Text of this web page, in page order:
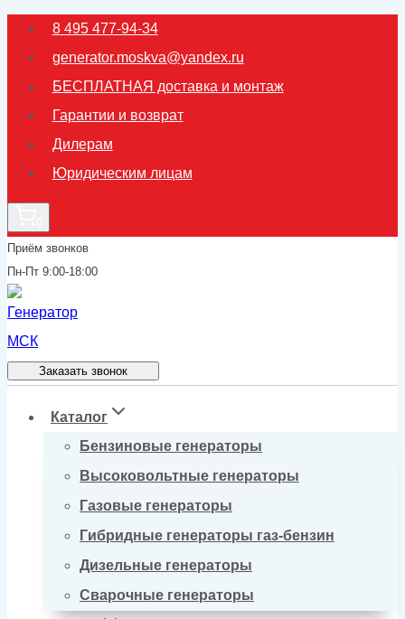
Перейти
содержимому
8 495 477-94-34
generator.moskva@yandex.ru
БЕСПЛАТНАЯ доставка и монтаж
Гарантии и возврат
Дилерам
Юридическим лицам
Приём звонков
Пн-Пт 9:00-18:00
Заказать звонок
Каталог
Бензиновые генераторы
Высоковольтные генераторы
Газовые генераторы
Гибридные генераторы газ-бензин
Дизельные генераторы
Сварочные генераторы